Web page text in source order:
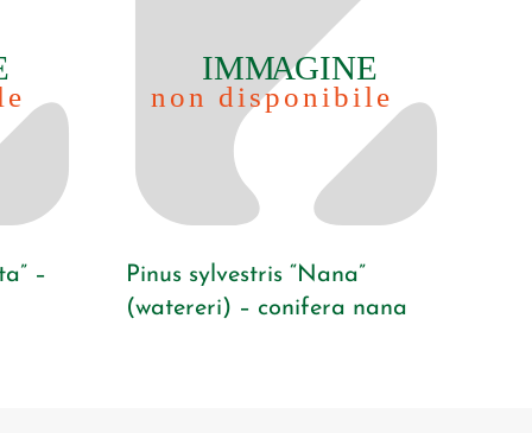
–
Pinus sylvestris “Nana”
(watereri) – conifera nana